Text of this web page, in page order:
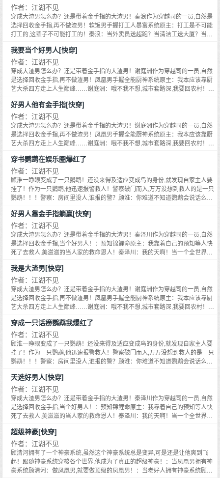
了,为了证明自己只爱亲儿子,只能把这个儿子宠上天！！*******在小恶魔沈明泉
的影响下,一个个本来应该下场惨淡的反派爸爸,竟然都变成了让人崇拜又敬重的
三好男人！【众爸爸：呵呵,你们知道我为了让儿子不学坏有多拼命么？】
*****【这是一个小恶魔努力朝着反派爸爸看齐,却把反派爸爸逼成好男人的故
穿]》102W字已完结《超级学神[快穿]》160W字已完结《超级男神[快穿]》
160W字已完结《极品男神[快穿]》450W字已完结《超级反派[快穿]》107W字
已完结《反派他盛世美颜[快穿]》50W字已完结《渣男洗白指南[快穿]》130W
字已完结《他是龙[快穿]》120W字已完结《朕带着十万死士穿回来了》100W
字已完结喜欢男主文的亲们可以去瞅瞅~*******【本书封面来自于画手氿伊,是
到了自己的小恶魔儿子。回家打开门,看到被请到自己新家做客的青梅。沈明泉
得意洋洋跟爸爸炫耀：爸爸你看,你喜欢的人我给你弄回来了！等等……沈云璟
忽然觉得教育儿子遵纪守法很重要！！！：娱乐圈的反派爸爸沈泽涵是个忠于
颜值的颜控男明星,未来的他是娱乐圈最喜新厌旧浪荡花丛的男明星。结果在他
试图搭讪小姐姐的时候遇到了自己的小恶魔儿子。某综艺直播上,网友们纷纷看
到了震惊的一幕。沈明泉拿着爸爸的房产证踮脚送给漂亮女明星：姐姐你好漂
亮哦！房子送你,当我女朋友好不好呀？沈泽涵怒摔房产证！我这儿子怎么小小
年龄就渣男成这样？不行！我要当儿子的榜样！从今以后对女友一心一
意！！！：豪门文的反派爸爸沈长清是个表面温柔背地里狂热的医生,为女主放
弃家产为女主养儿子甘心当冤大头。然后他就遇到了自己亲生的小恶魔儿子。
某回国顶级修罗场里,沈长清本该因为女主的背叛心如死灰,可下一秒就看到。沈
明泉一把抱住了男主的大腿：爸爸！你缺不缺儿子啊？我给你当儿子好不好？
沈长清直接疯了,一把将女主儿子递过去,把自己儿子抢回来。不好意思,我的儿
子,亲生的。小恶魔沈明泉很奇怪,眨巴着眼睛看向爸爸。爸爸,我知道你喜欢给
别人养儿子,你放心！我也喜欢给别人当儿子！沈长清更觉得自己要疯了,为了证
明自己只爱亲儿子,只能把这个儿子宠上天！！*******在小恶魔沈明泉的影响下,
一个个本来应该下场惨淡的反派爸爸,竟然都变成了让人崇拜又敬重的三好男
一个小恶魔努力朝着反派爸爸看齐,却把反派爸爸逼成好男人的故事！】******
完结快穿男主文亲们可以先看看哈！******《好男人他有金手指[快穿]》102W
字已完结《超级学神[快穿]》160W字已完结《超级男神[快穿]》160W字已完结
《极品男神[快穿]》450W字已完结《超级反派[快穿]》107W字已完结《反派他
盛世美颜[快穿]》50W字已完结《渣男洗白指南[快穿]》130W字已完结《他是
主文的亲们可以去瞅瞅~*******【本书封面来自于画手氿伊,是个人约稿
哦！！】
看我用灵异玩偶诅咒我对家！快快倒霉！都给我倒霉！！！秦浪：哎呦呦别哭
了！都是爸爸的好孩子,爸爸绝对超级超级喜欢你们的！爱你们呦~比心！【还
是改成了金手指系列,写小孩子不顺手,希望大家理解哈！爱你们！新书日三！V
后日九！依旧是金手指系列大爽文哈！】******下本开《我爸是大反派[快穿]》
*****沈明泉来自于恶魔深渊最低级的小恶魔,崇尚强大的灵魂。一朝被拯救反派
爸爸系统绑定了,整只恶魔都开心爆了。：校园文的反派爸爸十八岁的沈匡浪留
级高二,被父母厌弃,自甘堕落,染着一头绿头发,是个活生生的杀马特。然后他遇
到了自己的小恶魔儿子。沈明泉染了跟爸爸一样绿色的头发美滋滋：爸爸你看
我们一样绿的发光！沈匡浪脸色一绿：小孩子不准染头发！！！：偏执文的反
派爸爸沈云璟是个不折不扣的偏执狂,未来为了把青梅不择手段！还正常的沈云
璟忽然遇到了自己的小恶魔儿子。回家打开门,看到被请到自己新家做客的青
梅。沈明泉得意洋洋跟爸爸炫耀：爸爸你看,你喜欢的人我给你弄回来了！等
等……沈云璟忽然觉得教育儿子遵纪守法很重要！！！：娱乐圈的反派爸爸沈
泽涵是个忠于颜值的颜控男明星,未来的他是娱乐圈最喜新厌旧浪荡花丛的男明
星。结果在他试图搭讪小姐姐的时候遇到了自己的小恶魔儿子。某综艺直播上,
网友们纷纷看到了震惊的一幕。沈明泉拿着爸爸的房产证踮脚送给漂亮女明
星：姐姐你好漂亮哦！房子送你,当我女朋友好不好呀？沈泽涵怒摔房产证！我
这儿子怎么小小年龄就渣男成这样？不行！我要当儿子的榜样！从今以后对女
友一心一意！！！：豪门文的反派爸爸沈长清是个表面温柔背地里狂热的医生,
为女主放弃家产为女主养儿子甘心当冤大头。然后他就遇到了自己亲生的小恶
魔儿子。某回国顶级修罗场里,沈长清本该因为女主的背叛心如死灰,可下一秒就
看到。沈明泉一把抱住了男主的大腿：爸爸！你缺不缺儿子啊？我给你当儿子
好不好？沈长清直接疯了,一把将女主儿子递过去,把自己儿子抢回来。不好意
你喜欢给别人养儿子,你放心！我也喜欢给别人当儿子！沈长清更觉得自己要疯
了,为了证明自己只爱亲儿子,只能把这个儿子宠上天！！*******在小恶魔沈明泉
的影响下,一个个本来应该下场惨淡的反派爸爸,竟然都变成了让人崇拜又敬重的
三好男人！【众爸爸：呵呵,你们知道我为了让儿子不学坏有多拼命么？】
*****【这是一个小恶魔努力朝着反派爸爸看齐,却把反派爸爸逼成好男人的故
穿]》102W字已完结《超级学神[快穿]》160W字已完结《超级男神[快穿]》
160W字已完结《极品男神[快穿]》450W字已完结《超级反派[快穿]》107W字
已完结《反派他盛世美颜[快穿]》50W字已完结《渣男洗白指南[快穿]》130W
字已完结《他是龙[快穿]》120W字已完结《朕带着十万死士穿回来了》100W
字已完结喜欢男主文的亲们可以去瞅瞅~*******【本书封面来自于画手氿伊,是
了,点一个关注,老板需要殡葬服务么？六折哦！穿越男拥有了换装系统原主：看
我在古代称王称霸！当上千古一帝！！秦浪：咱就是说,我有这能耐当个国师岂
不是呼风唤雨？皇帝来了也给我跪下好么？自闭男畅游霸总剧本世界原主：这
些霸总都是颠公颠婆吧？？哪见过随便就要挖人眼挖人肾挖人心的？秦浪：少
跳的？？？这医疗水平简直逆天啊！！！娱乐圈男明星的灵异玩偶系统原主：
看我用灵异玩偶诅咒我对家！快快倒霉！都给我倒霉！！！秦浪：哎呦呦别哭
了！都是爸爸的好孩子,爸爸绝对超级超级喜欢你们的！爱你们呦~比心！【还
是改成了金手指系列,写小孩子不顺手,希望大家理解哈！爱你们！新书日三！V
后日九！依旧是金手指系列大爽文哈！】******下本开《我爸是大反派[快穿]》
*****沈明泉来自于恶魔深渊最低级的小恶魔,崇尚强大的灵魂。一朝被拯救反派
爸爸系统绑定了,整只恶魔都开心爆了。：校园文的反派爸爸十八岁的沈匡浪留
级高二,被父母厌弃,自甘堕落,染着一头绿头发,是个活生生的杀马特。然后他遇
到了自己的小恶魔儿子。沈明泉染了跟爸爸一样绿色的头发美滋滋：爸爸你看
我们一样绿的发光！沈匡浪脸色一绿：小孩子不准染头发！！！：偏执文的反
派爸爸沈云璟是个不折不扣的偏执狂,未来为了把青梅不择手段！还正常的沈云
璟忽然遇到了自己的小恶魔儿子。回家打开门,看到被请到自己新家做客的青
梅。沈明泉得意洋洋跟爸爸炫耀：爸爸你看,你喜欢的人我给你弄回来了！等
等……沈云璟忽然觉得教育儿子遵纪守法很重要！！！：娱乐圈的反派爸爸沈
泽涵是个忠于颜值的颜控男明星,未来的他是娱乐圈最喜新厌旧浪荡花丛的男明
星。结果在他试图搭讪小姐姐的时候遇到了自己的小恶魔儿子。某综艺直播上,
网友们纷纷看到了震惊的一幕。沈明泉拿着爸爸的房产证踮脚送给漂亮女明
星：姐姐你好漂亮哦！房子送你,当我女朋友好不好呀？沈泽涵怒摔房产证！我
这儿子怎么小小年龄就渣男成这样？不行！我要当儿子的榜样！从今以后对女
友一心一意！！！：豪门文的反派爸爸沈长清是个表面温柔背地里狂热的医生,
为女主放弃家产为女主养儿子甘心当冤大头。然后他就遇到了自己亲生的小恶
魔儿子。某回国顶级修罗场里,沈长清本该因为女主的背叛心如死灰,可下一秒就
看到。沈明泉一把抱住了男主的大腿：爸爸！你缺不缺儿子啊？我给你当儿子
好不好？沈长清直接疯了,一把将女主儿子递过去,把自己儿子抢回来。不好意
你喜欢给别人养儿子,你放心！我也喜欢给别人当儿子！沈长清更觉得自己要疯
了,为了证明自己只爱亲儿子,只能把这个儿子宠上天！！*******在小恶魔沈明泉
的影响下,一个个本来应该下场惨淡的反派爸爸,竟然都变成了让人崇拜又敬重的
三好男人！【众爸爸：呵呵,你们知道我为了让儿子不学坏有多拼命么？】
*****【这是一个小恶魔努力朝着反派爸爸看齐,却把反派爸爸逼成好男人的故
穿]》102W字已完结《超级学神[快穿]》160W字已完结《超级男神[快穿]》
160W字已完结《极品男神[快穿]》450W字已完结《超级反派[快穿]》107W字
已完结《反派他盛世美颜[快穿]》50W字已完结《渣男洗白指南[快穿]》130W
字已完结《他是龙[快穿]》120W字已完结《朕带着十万死士穿回来了》100W
字已完结喜欢男主文的亲们可以去瞅瞅~*******【本书封面来自于画手氿伊,是
作者：江湖不见
穿成大渣男怎么办？还是带着金手指的大渣男！秦浪作为穿越司的一员,自然是
选择回收金手指,再不做渣男！软饭男手握打工人暴富系统原主：打工是不可能
打工的,这辈子不可能打工的！秦浪：当外卖员送超跑？当清洁工送大厦？当保
原主：我就算是饿死,从楼上跳下去,也不干殡葬！！！秦浪：这个人好像快挂
了,点一个关注,老板需要殡葬服务么？六折哦！穿越男拥有了换装系统原主：看
我在古代称王称霸！当上千古一帝！！秦浪：咱就是说,我有这能耐当个国师岂
不是呼风唤雨？皇帝来了也给我跪下好么？自闭男畅游霸总剧本世界原主：这
些霸总都是颠公颠婆吧？？哪见过随便就要挖人眼挖人肾挖人心的？秦浪：少
跳的？？？这医疗水平简直逆天啊！！！娱乐圈男明星的灵异玩偶系统原主：
看我用灵异玩偶诅咒我对家！快快倒霉！都给我倒霉！！！秦浪：哎呦呦别哭
了！都是爸爸的好孩子,爸爸绝对超级超级喜欢你们的！爱你们呦~比心！【还
是改成了金手指系列,写小孩子不顺手,希望大家理解哈！爱你们！新书日三！V
后日九！依旧是金手指系列大爽文哈！】******下本开《我爸是大反派[快穿]》
*****沈明泉来自于恶魔深渊最低级的小恶魔,崇尚强大的灵魂。一朝被拯救反派
爸爸系统绑定了,整只恶魔都开心爆了。：校园文的反派爸爸十八岁的沈匡浪留
级高二,被父母厌弃,自甘堕落,染着一头绿头发,是个活生生的杀马特。然后他遇
到了自己的小恶魔儿子。沈明泉染了跟爸爸一样绿色的头发美滋滋：爸爸你看
我们一样绿的发光！沈匡浪脸色一绿：小孩子不准染头发！！！：偏执文的反
派爸爸沈云璟是个不折不扣的偏执狂,未来为了把青梅不择手段！还正常的沈云
璟忽然遇到了自己的小恶魔儿子。回家打开门,看到被请到自己新家做客的青
梅。沈明泉得意洋洋跟爸爸炫耀：爸爸你看,你喜欢的人我给你弄回来了！等
等……沈云璟忽然觉得教育儿子遵纪守法很重要！！！：娱乐圈的反派爸爸沈
泽涵是个忠于颜值的颜控男明星,未来的他是娱乐圈最喜新厌旧浪荡花丛的男明
星。结果在他试图搭讪小姐姐的时候遇到了自己的小恶魔儿子。某综艺直播上,
网友们纷纷看到了震惊的一幕。沈明泉拿着爸爸的房产证踮脚送给漂亮女明
星：姐姐你好漂亮哦！房子送你,当我女朋友好不好呀？沈泽涵怒摔房产证！我
这儿子怎么小小年龄就渣男成这样？不行！我要当儿子的榜样！从今以后对女
友一心一意！！！：豪门文的反派爸爸沈长清是个表面温柔背地里狂热的医生,
为女主放弃家产为女主养儿子甘心当冤大头。然后他就遇到了自己亲生的小恶
魔儿子。某回国顶级修罗场里,沈长清本该因为女主的背叛心如死灰,可下一秒就
看到。沈明泉一把抱住了男主的大腿：爸爸！你缺不缺儿子啊？我给你当儿子
好不好？沈长清直接疯了,一把将女主儿子递过去,把自己儿子抢回来。不好意
你喜欢给别人养儿子,你放心！我也喜欢给别人当儿子！沈长清更觉得自己要疯
了,为了证明自己只爱亲儿子,只能把这个儿子宠上天！！*******在小恶魔沈明泉
的影响下,一个个本来应该下场惨淡的反派爸爸,竟然都变成了让人崇拜又敬重的
三好男人！【众爸爸：呵呵,你们知道我为了让儿子不学坏有多拼命么？】
*****【这是一个小恶魔努力朝着反派爸爸看齐,却把反派爸爸逼成好男人的故
穿]》102W字已完结《超级学神[快穿]》160W字已完结《超级男神[快穿]》
160W字已完结《极品男神[快穿]》450W字已完结《超级反派[快穿]》107W字
已完结《反派他盛世美颜[快穿]》50W字已完结《渣男洗白指南[快穿]》130W
字已完结《他是龙[快穿]》120W字已完结《朕带着十万死士穿回来了》100W
字已完结喜欢男主文的亲们可以去瞅瞅~*******【本书封面来自于画手氿伊,是
我要当个好男人[快穿]
作者：江湖不见
穿成大渣男怎么办？还是带着金手指的大渣男！谢庭洲作为穿越司的一员,自然
是选择回收金手指,再不做渣男！凤凰男手握全能厨神系统原主：我本应该靠厨
艺大杀四方走上人生巅峰……谢庭洲：哦不我不想,城市套路深,我要回农村！猥
洲：哦不我不想犯法,老婆一个就挺好。玄学男可以控制鬼魂原主：我要让这些
鬼没日没夜的给我打工！当它们绝对的王！谢庭洲：我、我有点儿怕鬼,不如把
这些鬼都超度了？狠辣男拥有顶级识人系统原主：只要我掠夺了他们的天赋,我
就是天命之子！谢庭洲：都说千里马常有,伯乐不常有,当代伯乐就是我。赘婿男
的神医系统原主：看我毒死老丈人丈母娘,搞死我老婆继承家产！谢庭洲：有研
梭在各个世界的谢庭洲很不理解,这些拥有金手指的渣男脑子是不是都有毛病？
有这么一个金手指还非要违法犯罪,是脑子进水了么？作为穿越司的超级卷王,谢
庭洲在回收金手指的路上,一不小心就把原主洗白了……****细化了一下简介,希
望新的简介大家能喜欢****下本接档文是《超级神豪》,喜欢买买买神豪文的可
以提前收藏哈！顾清河出身小山沟,作为全村的希望考上了大城市的一本大学,本
以为毕业之后可以找到好工作,升职加薪出任CEO,走上人生巅峰。却不曾想,在
这个全民内卷的时代,大学生已经不值钱,研究生和博士成了标配,毕业之后的顾
清河只能一边找工作的同时一边送外卖。【打工人暴富系统绑定中……】传说
中的神豪系统从天而降,让顾清河只能一步步成为这个世界上最拉风的打工人。
*送外卖时*客人看着顾清河骑着三百多万的限量版哈雷摩托将外卖送到自己手
上。啊……这就是有钱人的快乐么？*开滴滴时*客人看着停在自己面前这辆顶
级敞篷超跑,觉得自己整个人都不好了。啊……花了十五块坐超跑这科学么？*
当服务员时*客人看着眼前戴着价值千万手表的顾清河在给自己上菜,心情微
妙。啊……就是说能抱大腿么？*当老师时*学生看着班级第一名的学生被顾清
河奖励了一套房,瞬间打了鸡血。啊……不就是学习么？我可以！！在打工致富
这条路上,顾清河一步步的靠着打工人的不屈服,成功的变成了所有人心中的超级
神豪……
好男人他有金手指[快穿]
作者：江湖不见
穿成大渣男怎么办？还是带着金手指的大渣男！谢庭洲作为穿越司的一员,自然
是选择回收金手指,再不做渣男！凤凰男手握全能厨神系统原主：我本应该靠厨
艺大杀四方走上人生巅峰……谢庭洲：哦不我不想,城市套路深,我要回农村！猥
洲：哦不我不想犯法,老婆一个就挺好。玄学男可以控制鬼魂原主：我要让这些
鬼没日没夜的给我打工！当它们绝对的王！谢庭洲：我、我有点儿怕鬼,不如把
这些鬼都超度了？狠辣男拥有顶级识人系统原主：只要我掠夺了他们的天赋,我
就是天命之子！谢庭洲：都说千里马常有,伯乐不常有,当代伯乐就是我。赘婿男
的神医系统原主：看我毒死老丈人丈母娘,搞死我老婆继承家产！谢庭洲：有研
梭在各个世界的谢庭洲很不理解,这些拥有金手指的渣男脑子是不是都有毛病？
有这么一个金手指还非要违法犯罪,是脑子进水了么？作为穿越司的超级卷王,谢
庭洲在回收金手指的路上,一不小心就把原主洗白了……****细化了一下简介,希
望新的简介大家能喜欢****下本接档文是《超级神豪》,喜欢买买买神豪文的可
以提前收藏哈！顾清河出身小山沟,作为全村的希望考上了大城市的一本大学,本
以为毕业之后可以找到好工作,升职加薪出任CEO,走上人生巅峰。却不曾想,在
这个全民内卷的时代,大学生已经不值钱,研究生和博士成了标配,毕业之后的顾
清河只能一边找工作的同时一边送外卖。【打工人暴富系统绑定中……】传说
中的神豪系统从天而降,让顾清河只能一步步成为这个世界上最拉风的打工人。
*送外卖时*客人看着顾清河骑着三百多万的限量版哈雷摩托将外卖送到自己手
上。啊……这就是有钱人的快乐么？*开滴滴时*客人看着停在自己面前这辆顶
级敞篷超跑,觉得自己整个人都不好了。啊……花了十五块坐超跑这科学么？*
当服务员时*客人看着眼前戴着价值千万手表的顾清河在给自己上菜,心情微
妙。啊……就是说能抱大腿么？*当老师时*学生看着班级第一名的学生被顾清
河奖励了一套房,瞬间打了鸡血。啊……不就是学习么？我可以！！在打工致富
这条路上,顾清河一步步的靠着打工人的不屈服,成功的变成了所有人心中的超级
神豪……
穿书鹦鹉在娱乐圈爆红了
作者：江湖不见
顾淮一睁眼变成了一只鹦鹉！还没来得及适应变成鸟的身份,就发现自家主人要
挂了！作为一只鹦鹉,他迅速报警救人！警察破门而入,万万没想到救人的是一只
鹦鹉！！！警察：房间里没人,谁报的警？顾淮：你难道不知道鹦鹉会说话么？
被无良记者围堵。记者：请问孟松雪是因为当小三愧疚自杀么？顾淮：你才小
三！你全家小三！！！被救回来的孟松雪也没想过自己有一天会被自家宠物鹦
鹉洗白,看着自家鹦鹉怼天怼地怼空气,孟松雪忽然觉得活着也挺好的。于是这只
独特的,似乎一下子熟知整个娱乐圈八卦的嘴臭鹦鹉,竟然带着孟松雪这个主人,
在娱乐圈爆红了……选秀偶像舞台上。作为导师的鹦鹉：你看你跳舞的样子还
鹦鹉：你唱歌还不如我一只鹦鹉唱的好听,你好意思来参加节目么？恋爱综艺节
目里。作为看热闹嘉宾的鹦鹉：我一眼就能看出来你脚踏四条船,你是有八条腿
么？孟松雪也没想到自家鹦鹉这么能怼人,本以为好好养着鹦鹉,将对方当成财神
爷供着,却没想到,有一天自家鹦鹉变成了一个俊美的男人……鹦鹉大变活人,邪
魅一笑：哈哈哈哈！女人,我会变人！！！下本男主视角预收《超级神豪》大家
感兴趣可以看看********推荐基友的文《穿成顶流后妈我算命爆红》/清清一色
文案：玄学大师穿成顶流后妈,继子陆熙凭着一张神仙颜值,出道即黑红。耍大
牌、不敬业、买歌抄袭、打工作人员……陆熙成了衬托男主的黑料艺人,遭全网
封杀,在人生最美的十八岁跳楼身亡……刚穿越过来和继子录综艺的江清
墨？？？为了了结身上的因果,江清墨决定扭转继子被换命的悲惨局面。**顶流
陆熙和漂亮后妈参加《妈妈！我们今天吃什么》,遭全网黑粉抵制。陆熙一看就
是整容脸,脾气差还打人,看你后妈这么怕你,没少在家打后妈吧？你也配上综
艺？陆熙滚出娱乐圈,看你被wb我就放心了。节目直播后,原男主的妈在买菜做
饭,疯狂艹天才儿子,慈祥妈的人设。江清墨则在看面相算命,而骄傲放肆的陆熙,
收敛满身反骨,举着#我妈算命超准#的五行旗跟在江清默身后乖乖收钱。艹,直
播搞封建迷信？污点艺人+神棍后妈,祝你们早日升天！然而节目直播过半,全网
跪拜。国际首富跪谢大佬救命,血光之灾,全靠大佬化解。感谢大佬让我见到了死
去的奶奶,拿到了奶奶留下的遗产。黑粉：陆熙我错了,求你让咱妈给我算个命。
节目组：让你直播亲情,你却算命,带火玄学？还成了三界顶流？天界：感谢江清
墨成为天界形象大使,发扬仙道传承。地府：感谢江清墨成为地府旅游形象大使,
最近恶鬼都在追星,不去祸害人间了。某官方：感谢江清墨成为玄学掌门,自从大
家看了天界和地府,都在积德行善,人间和谐靠大佬。热搜：今天又是求大佬算命
的一天！*****同是男主完结文大家也可以去看看****《超级学神[快穿]》160W
字已完结《超级男神[快穿]》160W字已完结《极品男神[快穿]》450W字已完结
好男人靠金手指躺赢[快穿]
作者：江湖不见
穿成大渣男怎么办？还是带着金手指的大渣男！秦泽川作为穿越司的一员,自然
是选择回收金手指,当个好男人！：预知锦鲤命原主：我靠着自己的预知等人快
死了去救人,美滋滋的当人家的救命恩人！秦泽川：我的天啊！当一个全世界追
秦泽川：我就不能当一个为人民服务的败家子么？：末世拥有无限物资原主：
我在末世当大佬,不是人人都要看我脸色行事？秦泽川：这追求太低端,当救世主
不爽么？：快速生长空间原主：我要练药吃丹药成为星际第一强者！秦泽川：
我靠养草药培养了一堆星际强者。：天选玄学直播间原主：嘲讽他人命运,夺取
他人运气！秦泽川：这是什么乐子人直播间？为啥我的观众都这么搞笑？你这
一致啊！哪个有灵感写哪个！】******下本开《我爸是大反派[快穿]》*****沈明
泉来自于恶魔深渊最低级的小恶魔,崇尚强大的灵魂。一朝被拯救反派爸爸系统
绑定了,整只恶魔都开心爆了。：校园文的反派爸爸十八岁的沈匡浪留级高二,被
父母厌弃,自甘堕落,染着一头绿头发,是个活生生的杀马特。然后他遇到了自己
的小恶魔儿子。沈明泉染了跟爸爸一样绿色的头发美滋滋：爸爸你看我们一样
绿的发光！沈匡浪脸色一绿：小孩子不准染头发！！！：偏执文的反派爸爸沈
云璟是个不折不扣的偏执狂,未来为了把青梅不择手段！还正常的沈云璟忽然遇
到了自己的小恶魔儿子。回家打开门,看到被请到自己新家做客的青梅。沈明泉
得意洋洋跟爸爸炫耀：爸爸你看,你喜欢的人我给你弄回来了！等等……沈云璟
忽然觉得教育儿子遵纪守法很重要！！！：娱乐圈的反派爸爸沈泽涵是个忠于
颜值的颜控男明星,未来的他是娱乐圈最喜新厌旧浪荡花丛的男明星。结果在他
试图搭讪小姐姐的时候遇到了自己的小恶魔儿子。某综艺直播上,网友们纷纷看
到了震惊的一幕。沈明泉拿着爸爸的房产证踮脚送给漂亮女明星：姐姐你好漂
亮哦！房子送你,当我女朋友好不好呀？沈泽涵怒摔房产证！我这儿子怎么小小
年龄就渣男成这样？不行！我要当儿子的榜样！从今以后对女友一心一
意！！！：豪门文的反派爸爸沈长清是个表面温柔背地里狂热的医生,为女主放
弃家产为女主养儿子甘心当冤大头。然后他就遇到了自己亲生的小恶魔儿子。
某回国顶级修罗场里,沈长清本该因为女主的背叛心如死灰,可下一秒就看到。沈
我是大渣男[快穿]
作者：江湖不见
穿成大渣男怎么办？还是带着金手指的大渣男！谢庭洲作为穿越司的一员,自然
是选择回收金手指,再不做渣男！凤凰男手握全能厨神系统原主：我本应该靠厨
艺大杀四方走上人生巅峰……谢庭洲：哦不我不想,城市套路深,我要回农村！猥
洲：哦不我不想犯法,老婆一个就挺好。玄学男可以控制鬼魂原主：我要让这些
鬼没日没夜的给我打工！当它们绝对的王！谢庭洲：我、我有点儿怕鬼,不如把
这些鬼都超度了？狠辣男拥有顶级识人系统原主：只要我掠夺了他们的天赋,我
就是天命之子！谢庭洲：都说千里马常有,伯乐不常有,当代伯乐就是我。赘婿男
的神医系统原主：看我毒死老丈人丈母娘,搞死我老婆继承家产！谢庭洲：有研
梭在各个世界的谢庭洲很不理解,这些拥有金手指的渣男脑子是不是都有毛病？
有这么一个金手指还非要违法犯罪,是脑子进水了么？作为穿越司的超级卷王,谢
庭洲在回收金手指的路上,一不小心就把原主洗白了……****细化了一下简介,希
望新的简介大家能喜欢****下本接档文是《有朝一日刀在手[快穿]》女强凤傲天
文！！！顾清钰乃汇聚天地灵气之顽石,自诞生之日便好战无比,以一己之力打败
上古诸神,众神苦不堪言,便研制轮回境,忽悠顾清钰入轮回境体验人间疾苦。却
不知这顾清钰,便是有朝一日刀在手,杀尽天下负心狗！【开国皇帝的原配发
妻】：不好意思,这皇帝换我来当！三宫六院都是我的你别想！【被当成挡箭牌
的贵妃】：皇帝的白月光和皇后都是我的了！前朝也是我的了！【绑定同生共
死咒的仙君凡妻】：你疼我也疼？杀了你！我就不疼了！【为穿越女守身如玉
的丈夫】：既然打算守身如玉,那不中用的东西就不要了吧？【先婚后爱表哥的
亲亲表妹】：你说着爱我然后让我当妾？那你也当妾感觉下吧！【篡权驸马的
穿成一只话痨鹦鹉我爆红了
作者：江湖不见
顾淮一睁眼变成了一只鹦鹉！还没来得及适应变成鸟的身份,就发现自家主人要
挂了！作为一只鹦鹉,他迅速报警救人！警察破门而入,万万没想到救人的是一只
鹦鹉！！！警察：房间里没人,谁报的警？顾淮：你难道不知道鹦鹉会说话么？
被无良记者围堵。记者：请问孟松雪是因为当小三愧疚自杀么？顾淮：你才小
三！你全家小三！！！被救回来的孟松雪也没想过自己有一天会被自家宠物鹦
鹉洗白,看着自家鹦鹉怼天怼地怼空气,孟松雪忽然觉得活着也挺好的。于是这只
独特的,似乎一下子熟知整个娱乐圈八卦的嘴臭鹦鹉,竟然带着孟松雪这个主人,
在娱乐圈爆红了……选秀偶像舞台上。作为导师的鹦鹉：你看你跳舞的样子还
鹦鹉：你唱歌还不如我一只鹦鹉唱的好听,你好意思来参加节目么？恋爱综艺节
目里。作为看热闹嘉宾的鹦鹉：我一眼就能看出来你脚踏四条船,你是有八条腿
么？孟松雪也没想到自家鹦鹉这么能怼人,本以为好好养着鹦鹉,将对方当成财神
爷供着,却没想到,有一天自家鹦鹉变成了一个俊美的男人……鹦鹉大变活人,邪
魅一笑：女人,还满意你看到的么？【主要发展是娱乐圈啊！不会回豪门！也不
纠结真假千金！估计就是一带而过啊！】下本男主视角预收《超级神豪》大家
天选好男人[快穿]
作者：江湖不见
穿成大渣男怎么办？还是带着金手指的大渣男！秦泽川作为穿越司的一员,自然
是选择回收金手指,当个好男人！：预知锦鲤命原主：我靠着自己的预知等人快
死了去救人,美滋滋的当人家的救命恩人！秦泽川：我的天啊！当一个全世界追
秦泽川：我就不能当一个为人民服务的败家子么？：末世拥有无限物资原主：
我在末世当大佬,不是人人都要看我脸色行事？秦泽川：这追求太低端,当救世主
不爽么？：快速生长空间原主：我要练药吃丹药成为星际第一强者！秦泽川：
我靠养草药培养了一堆星际强者。：天选玄学直播间原主：嘲讽他人命运,夺取
他人运气！秦泽川：这是什么乐子人直播间？为啥我的观众都这么搞笑？你这
超级神豪[快穿]
作者：江湖不见
顾清河拥有了一个神豪系统,虽然这个神豪系统总是变异,可是还是让他爽到飞
起！跟随神豪系统穿梭各个世界,他成为了真正的超级神豪！：当凤凰男拥有神
豪系统顾清河：做凤凰男,就要做顶级的凤凰男！：当老好人拥有神豪系统顾清